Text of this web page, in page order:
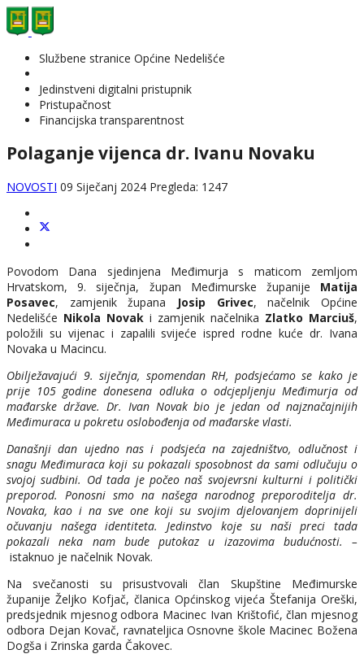
Službene stranice Općine Nedelišće
Jedinstveni digitalni pristupnik
Pristupačnost
Financijska transparentnost
Polaganje vijenca dr. Ivanu Novaku
NOVOSTI 09 Siječanj 2024 Pregleda: 1247
Povodom Dana sjedinjena Međimurja s maticom zemljom
Hrvatskom, 9. siječnja, župan Međimurske županije Matija
Posavec, zamjenik župana Josip Grivec, načelnik Općine
Nedelišće Nikola Novak i zamjenik načelnika Zlatko Marciuš,
položili su vijenac i zapalili svijeće ispred rodne kuće dr. Ivana
Novaka u Macincu.
Obilježavajući 9. siječnja, spomendan RH, podsjećamo se kako je
prije 105 godine donesena odluka o odcjepljenju Međimurja od
mađarske države. Dr. Ivan Novak bio je jedan od najznačajnijih
Međimuraca u pokretu oslobođenja od mađarske vlasti.
Današnji dan ujedno nas i podsjeća na zajedništvo, odlučnost i
snagu Međimuraca koji su pokazali sposobnost da sami odlučuju o
svojoj sudbini. Od tada je počeo naš svojevrsni kulturni i politički
preporod. Ponosni smo na našega narodnog preporoditelja dr.
Novaka, kao i na sve one koji su svojim djelovanjem doprinijeli
očuvanju našega identiteta. Jedinstvo koje su naši preci tada
pokazali neka nam bude putokaz u izazovima budućnosti. –
istaknuo je načelnik Novak.
Na svečanosti su prisustvovali član Skupštine Međimurske
županije Željko Kofjač, članica Općinskog vijeća Štefanija Oreški,
predsjednik mjesnog odbora Macinec Ivan Krištofić, član mjesnog
odbora Dejan Kovač, ravnateljica Osnovne škole Macinec Božena
Dogša i Zrinska garda Čakovec.